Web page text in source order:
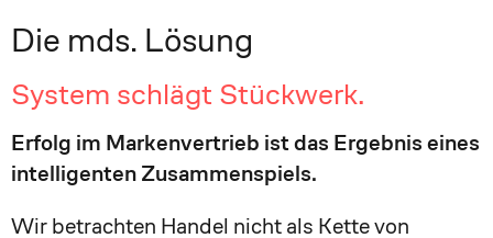
Die mds. Lösung
System schlägt Stückwerk.
Erfolg im Markenvertrieb ist das Ergebnis eines
intelligenten Zusammenspiels.
Wir betrachten Handel nicht als Kette von